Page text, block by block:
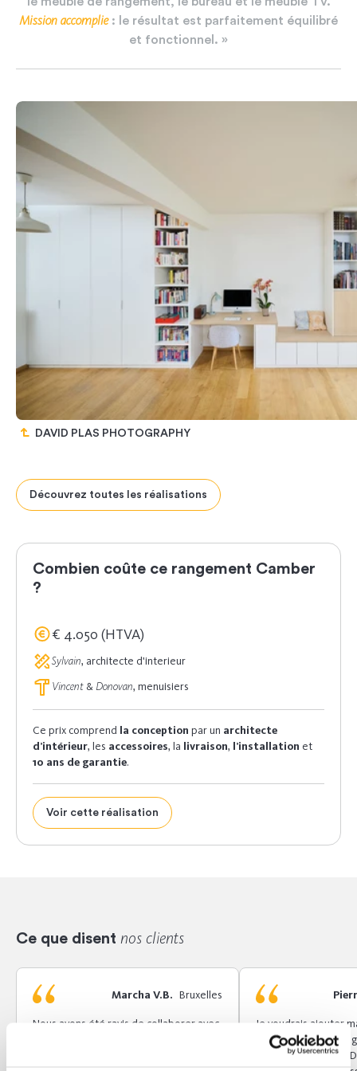
Mission accomplie : le résultat est parfaitement équilibré
et fonctionnel. »
DAVID PLAS PHOTOGRAPHY
Previous
Next
Découvrez toutes les réalisations
Combien coûte ce rangement Camber
?
€ 4.050 (HTVA)
Sylvain, architecte d'interieur
Vincent & Donovan, menuisiers
Ce prix comprend la conception par un architecte
d’intérieur, les accessoires, la livraison, l’installation et
10 ans de garantie.
Voir cette réalisation
Ce que disent nos clients
Marcha V.B. Bruxelles
Nous avons été ravis de collaborer avec
Je voudrais ajouter
façon dont le
votre collaborateur